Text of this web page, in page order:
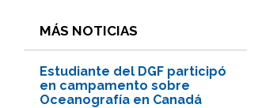
MÁS NOTICIAS
Estudiante del DGF participó
en campamento sobre
Oceanografía en Canadá